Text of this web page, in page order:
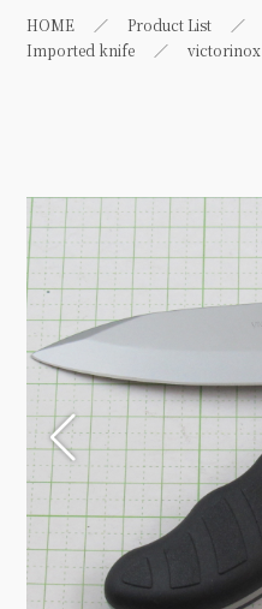
HOME Product List
Imported knife
victorinox